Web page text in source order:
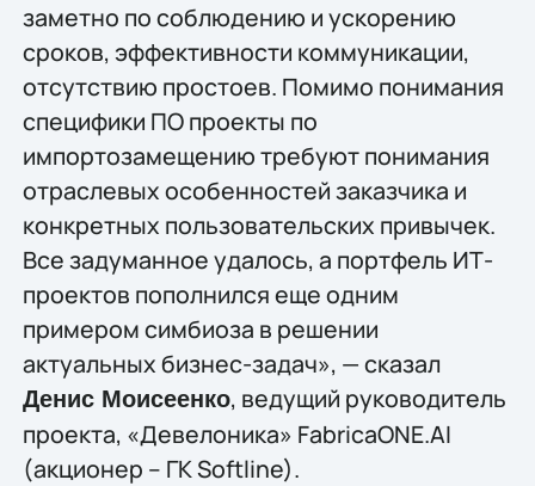
заметно по соблюдению и ускорению
сроков, эффективности коммуникации,
отсутствию простоев. Помимо понимания
специфики ПО проекты по
импортозамещению требуют понимания
отраслевых особенностей заказчика и
конкретных пользовательских привычек.
Все задуманное удалось, а портфель ИТ-
проектов пополнился еще одним
примером симбиоза в решении
актуальных бизнес-задач», — сказал
Денис Моисеенко, ведущий руководитель
проекта, «Девелоника» FabricaONE.AI
(акционер – ГК Softline).